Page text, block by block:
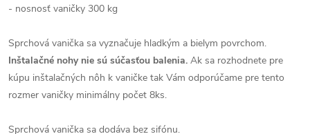
- nosnosť vaničky 300 kg
Sprchová vanička sa vyznačuje hladkým a bielym povrchom.
Inštalačné nohy nie sú súčasťou balenia. Ak sa rozhodnete pre
kúpu inštalačných nôh k vaničke tak Vám odporúčame pre tento
rozmer vaničky minimálny počet 8ks.
Sprchová vanička sa dodáva bez sifónu.